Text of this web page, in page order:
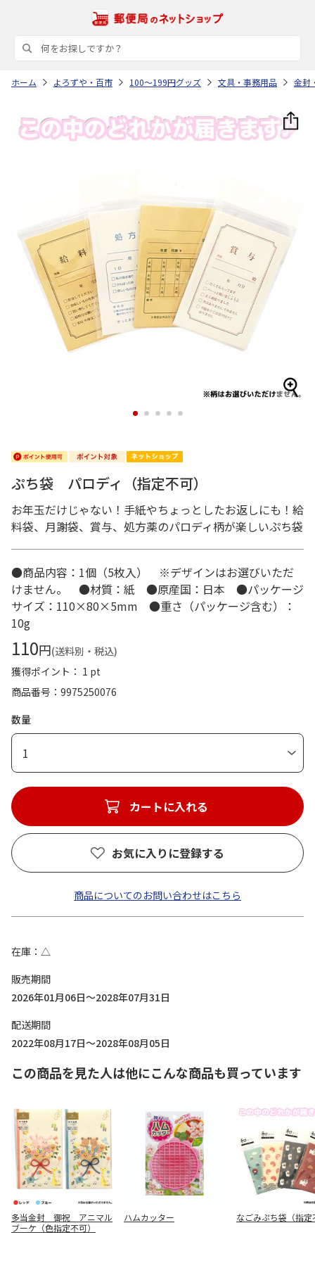
ホーム よろずや・百市 100～199円グッズ 文具・事務用品 金封
1 2 3 4 5
ぷち袋 パロディ（指定不可）
お年玉だけじゃない！手紙やちょっとしたお返しにも！給
料袋、月謝袋、賞与、処方薬のパロディ柄が楽しいぷち袋
●商品内容：1個（5枚入） ※デザインはお選びいただ
けません。 ●材質：紙 ●原産国：日本 ●パッケージ
サイズ：110×80×5mm ●重さ（パッケージ含む）：
10g
110円(送料別・税込)
獲得ポイント： 1 pt
商品番号
9975250076
数量
1
カートに入れる
お気に入りに登録する
商品についてのお問い合わせはこちら
在庫
△
販売期間
2026年01月06日～2028年07月31日
配送期間
2022年08月17日～2028年08月05日
この商品を見た人は他にこんな商品も買っています
多当金封 御祝 アニマル
ブーケ（色指定不可）
ハムカッター なごみぷち袋（指定